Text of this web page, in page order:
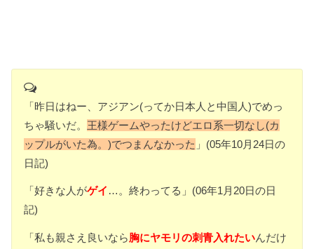
「昨日はねー、アジアン(ってか日本人と中国人)でめっ
ちゃ騒いだ。 王様ゲームやったけどエロ系一切なし(カ
ップルがいた為。)でつまんなかった 」(05年10月24日の
日記)
「好きな人がゲイ …。終わってる」(06年1月20日の日
記)
「私も親さえ良いなら胸にヤモリの刺青入れたいんだけ